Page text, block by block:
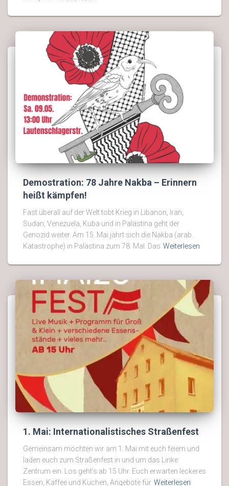
Demostration: 78 Jahre Nakba – Erinnern
heißt kämpfen!
Fast überall auf der Welt tobt Krieg in Libanon, Iran,
Sudan, Venezuela, Kuba und in Palästina geht der
Genozid weiter. Am 15. Mai jährt sich die Nakba (arab.
Katastrophe) in Palästina zum 78. Mal. Das Weiterlesen
1. Mai: Internationalistisches Straßenfest
Gemeinsam möchten wir am 1. Mai mit euch feiern und
laden euch zum Straßenfest in und um das Linke
Zentrum ein. Los geht’s ab 15 Uhr. Euch erwarten leckeres
Essen, Kaffee und Kuchen, Angebote für Weiterlesen